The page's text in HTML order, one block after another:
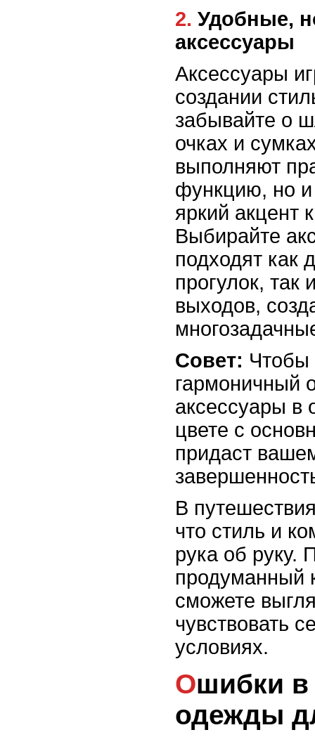
2. Удобные, но модные
аксессуары
Аксессуары
создании
забывайте о
очках и
выполняют
функцию, но и
яркий акцент
Выбирайте
подходят как
прогулок, так
выходов,
Совет: Чтобы
гармоничный
аксессуары в
цвете с
придаст
В
что стиль и
рука об руку.
продуманный
сможете
чувствовать
условиях.
Ошибки в выборе
одежды